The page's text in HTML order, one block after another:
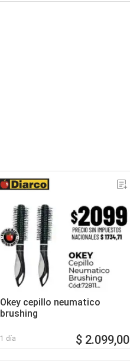
Okey cepillo neumatico
brushing
1 día $ 2.099,00